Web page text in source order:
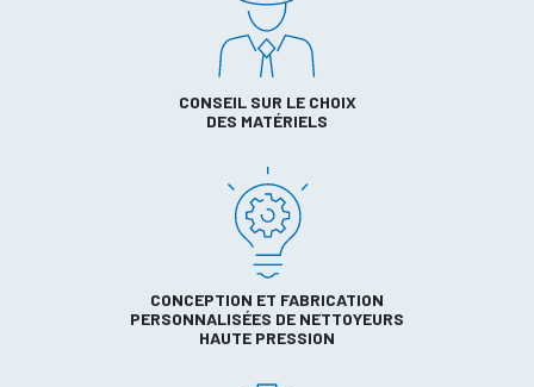
CONSEIL SUR LE CHOIX
DES MATÉRIELS
CONCEPTION ET FABRICATION
PERSONNALISÉES DE NETTOYEURS
HAUTE PRESSION